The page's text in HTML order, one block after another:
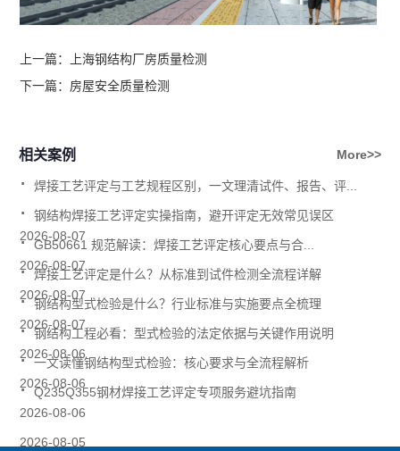
上一篇：
上海钢结构厂房质量检测
下一篇： 房屋安全质量检测
相关案例 More>>
焊接工艺评定与工艺规程区别，一文理清试件、报告、评...
.
2026-08-07
钢结构焊接工艺评定实操指南，避开评定无效常见误区
.
2026-08-07
GB50661 规范解读：焊接工艺评定核心要点与合...
.
2026-08-07
焊接工艺评定是什么？从标准到试件检测全流程详解
.
2026-08-07
钢结构型式检验是什么？行业标准与实施要点全梳理
.
2026-08-06
钢结构工程必看：型式检验的法定依据与关键作用说明
.
2026-08-06
一文读懂钢结构型式检验：核心要求与全流程解析
.
2026-08-06
Q235Q355钢材焊接工艺评定专项服务避坑指南
.
2026-08-05